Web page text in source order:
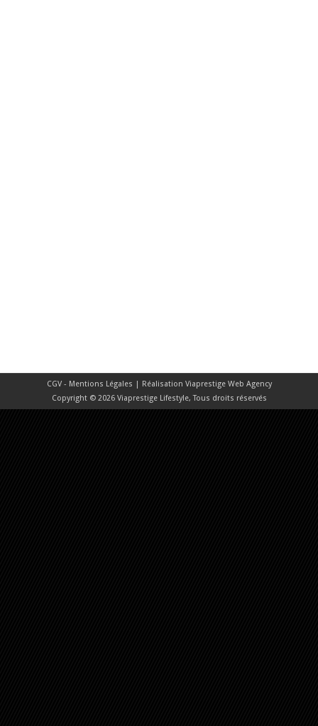
CGV - Mentions Légales | Réalisation Viaprestige Web Agency
Copyright © 2026 Viaprestige Lifestyle, Tous droits réservés